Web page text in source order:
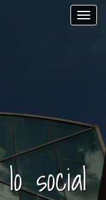
social